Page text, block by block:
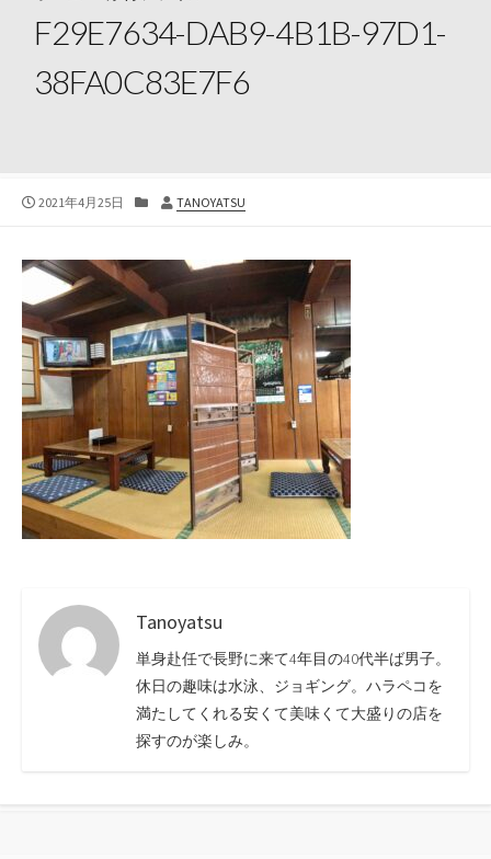
F29E7634-DAB9-4B1B-97D1-
38FA0C83E7F6
公
2021年4月25日
カ
リ
ー
投
TANOYATSU
Tanoyatsu
単身赴任で長野に来て4年目の40代半ば男子。
休日の趣味は水泳、ジョギング。ハラペコを
満たしてくれる安くて美味くて大盛りの店を
探すのが楽しみ。